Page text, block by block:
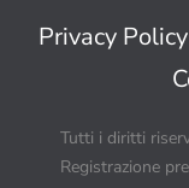
Privacy Policy
Tutti i diritti
Registrazione